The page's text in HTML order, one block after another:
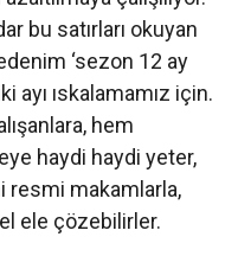
bu satırları okuyan
‘sezon 12 ay
ayı ıskalamamız için.
hem
haydi haydi yeter,
resmi makamlarla,
ele çözebilirler.